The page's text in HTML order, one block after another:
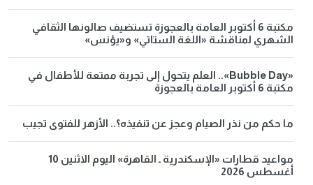
مكتبة 6 أكتوبر العامة بالعجوزة تستضيف صالونها الثقافي
الشهري لمناقشة «اللغة الستاتي» و«يؤنس»
«Bubble Day».. العلم يتحول إلى تجربة ممتعة للأطفال في
مكتبة 6 أكتوبر العامة بالعجوزة
ما حكم من نذر الصيام وعجز عن تنفيذه؟.. الأزهر للفتوى تجيب
مواعيد قطارات «الإسكندرية ـ القاهرة» اليوم الاثنين 10
أغسطس 2026